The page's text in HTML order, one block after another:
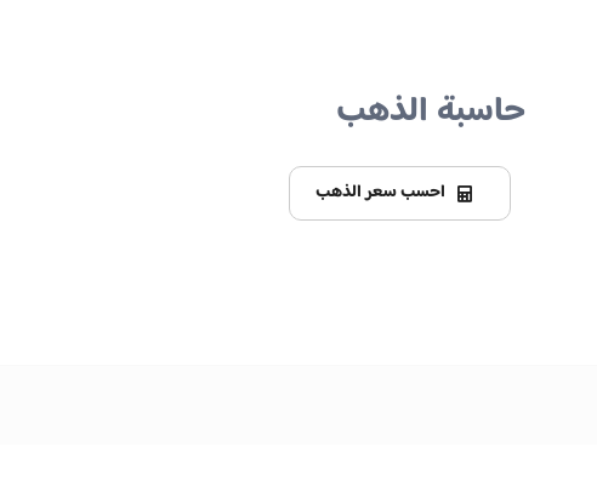
حاسبة الذهب
احسب سعر الذهب